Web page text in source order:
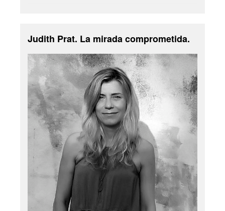
Judith Prat. La mirada comprometida.